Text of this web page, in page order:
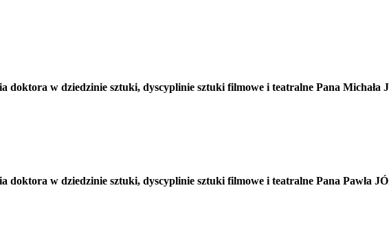
doktora w dziedzinie sztuki, dyscyplinie sztuki filmowe i teatralne Pana
doktora w dziedzinie sztuki, dyscyplinie sztuki filmowe i teatralne Pana Pawła